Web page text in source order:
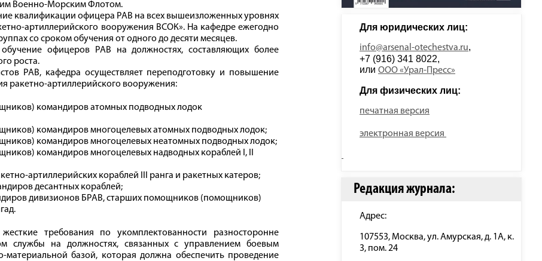
Военно-Морским Флотом.
квалификации офицера РАВ на всех вышеизложенных уровнях
артиллерийского вооружения ВСОК». На кафедре ежегодно
со сроком обучения от одного до десяти месяцев.
офицеров РАВ на должностях, составляющих более
роста.
РАВ, кафедра осуществляет переподготовку и повышение
ракетно-артиллерийского вооружения:
командиров атомных подводных лодок
командиров многоцелевых атомных подводных лодок;
командиров многоцелевых неатомных подводных лодок;
командиров многоцелевых надводных кораблей I, II
артиллерийских кораблей III ранга и ракетных катеров;
десантных кораблей;
дивизионов БРАВ, старших помощников (помощников)
требования по укомплектованности разносторонне
службы на должностях, связанных с управлением боевым
базой, которая должна обеспечить проведение
Для юридических лиц:
info@arsenal-otechestva.ru,
+7 (916) 341 8022,
или ООО «Урал-Пресс»
Для физических лиц:
печатная версия
электронная версия
Редакция журнала:
Адрес:
107553, Москва, ул. Амурская, д. 1А, к.
3, пом. 24